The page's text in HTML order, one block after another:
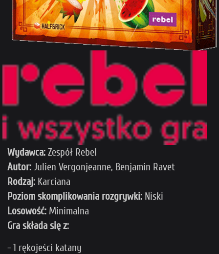
Wydawca: Zespół Rebel
Autor: Julien Vergonjeanne, Benjamin Ravet
Rodzaj: Karciana
Poziom skomplikowania rozgrywki: Niski
Losowość: Minimalna
Gra składa się z:
- 1 rękojeści katany